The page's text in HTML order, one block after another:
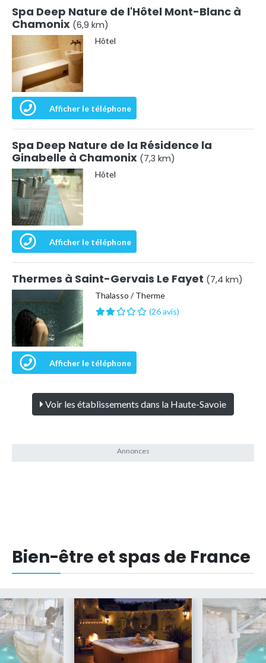
Spa Deep Nature de l'Hôtel Mont-Blanc à
Chamonix (6,9 km)
Hôtel
Afficher le téléphone
Spa Deep Nature de la Résidence la
Ginabelle à Chamonix (7,3 km)
Hôtel
Afficher le téléphone
Thermes à Saint-Gervais Le Fayet (7,4 km)
Thalasso / Therme
(26 avis)
Afficher le téléphone
Voir les établissements dans la Haute-Savoie
Bien-être et spas de France